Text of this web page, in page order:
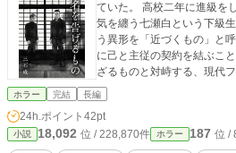
ていた。 高校二年に進級を
気を纏う七瀬白という下級
う異形を「近づくもの」と
に己と主従の契約を結ぶこ
ざるものと対峙する、現代
ホラー 完結 長編
24h.ポイント 42pt
小説 18,092 位 / 228,870件 ホラー 187 位 /